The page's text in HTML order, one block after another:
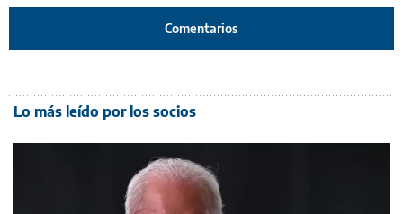
Comentarios
Lo más leído por los socios